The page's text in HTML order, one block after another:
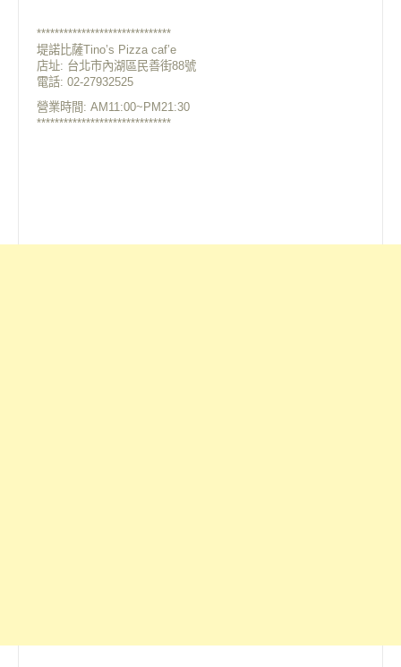
******************************
堤諾比薩Tino’s Pizza caf’e
店址: 台北市內湖區民善街88號
電話: 02-27932525
營業時間: AM11:00~PM21:30
******************************